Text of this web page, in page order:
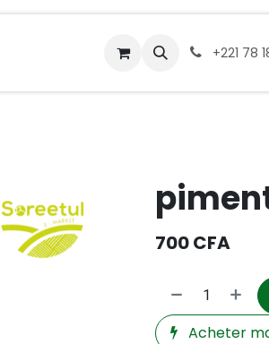
Nos points relais À propos
+221 78
700CFA
Acheter